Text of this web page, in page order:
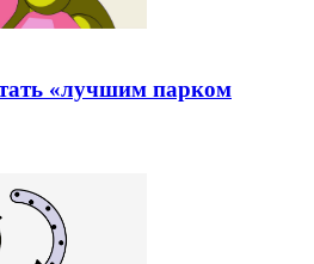
«лучшим парком